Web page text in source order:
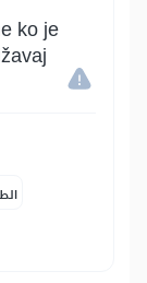
ko je